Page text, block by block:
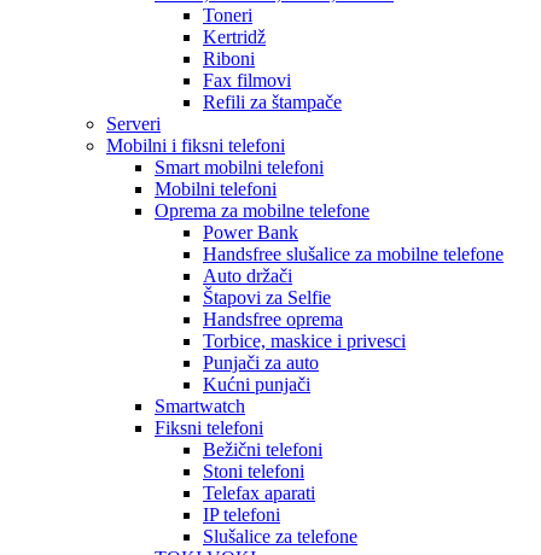
Toneri
Kertridž
Riboni
Fax filmovi
Refili za štampače
Serveri
Mobilni i fiksni telefoni
Smart mobilni telefoni
Mobilni telefoni
Oprema za mobilne telefone
Power Bank
Handsfree slušalice za mobilne telefone
Auto držači
Štapovi za Selfie
Handsfree oprema
Torbice, maskice i privesci
Punjači za auto
Kućni punjači
Smartwatch
Fiksni telefoni
Bežični telefoni
Stoni telefoni
Telefax aparati
IP telefoni
Slušalice za telefone